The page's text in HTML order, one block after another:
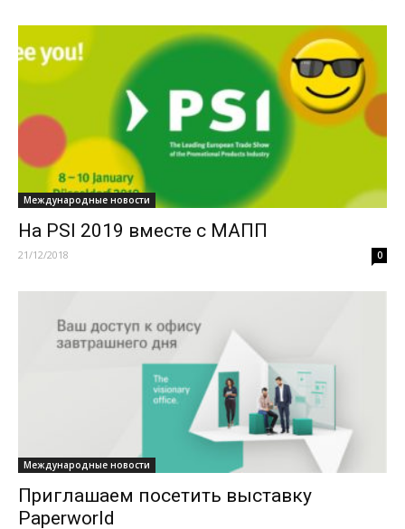
Международные новости
На PSI 2019 вместе с МАПП
21/12/2018 0
Международные новости
Приглашаем посетить выставку
Paperworld